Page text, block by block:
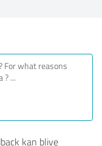
kan blive